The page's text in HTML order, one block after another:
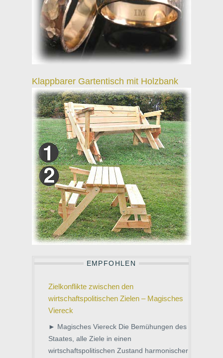
Klappbarer Gartentisch mit Holzbank
EMPFOHLEN
Zielkonflikte zwischen den
wirtschaftspolitischen Zielen – Magisches
Viereck
► Magisches Viereck Die Bemühungen des
Staates, alle Ziele in einen
wirtschaftspolitischen Zustand harmonischer